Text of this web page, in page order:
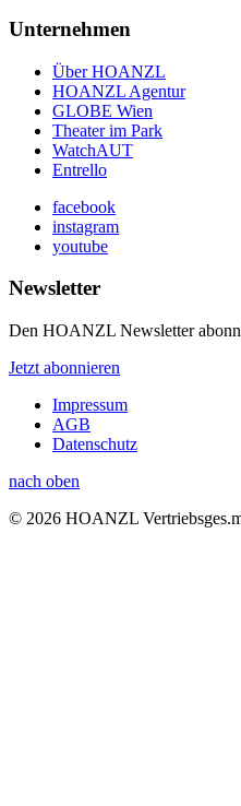
Unternehmen
Über HOANZL
HOANZL Agentur
GLOBE Wien
Theater im Park
WatchAUT
Entrello
facebook
instagram
youtube
Newsletter
Den HOANZL Newsletter
Jetzt abonnieren
Impressum
AGB
Datenschutz
nach oben
© 2026 HOANZL